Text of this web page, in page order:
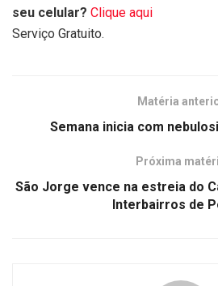
seu celular? Clique aqui
Serviço Gratuito.
Matéria
Semana inicia com
Próxima
São Jorge vence na estreia do
Interbairros de